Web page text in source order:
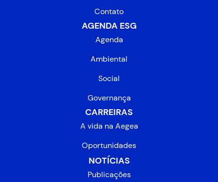
Contato
AGENDA ESG
Agenda
Ambiental
Social
Governança
CARREIRAS
A vida na Aegea
Oportunidades
NOTÍCIAS
Publicações